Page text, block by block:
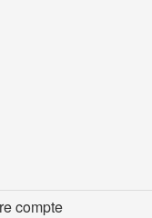
compte